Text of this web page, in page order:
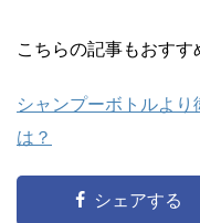
こちらの記事もおす
シャンプーボトルよ
は？
シェアする